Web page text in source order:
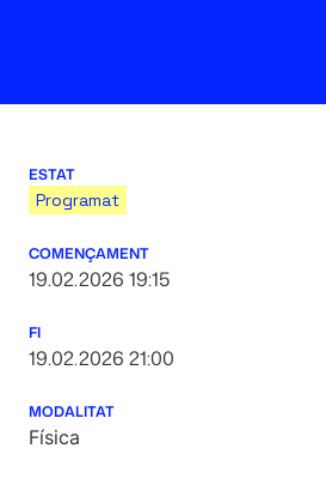
ESTAT
Programat
COMENÇAMENT
19.02.2026 19:15
FI
19.02.2026 21:00
MODALITAT
Física